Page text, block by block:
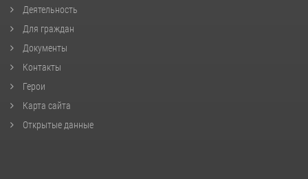
Деятельность
Для граждан
Документы
Контакты
Герои
Карта сайта
Открытые данные